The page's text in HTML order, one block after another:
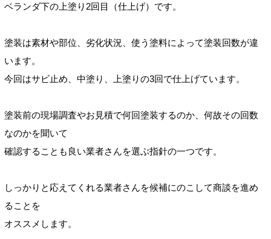
ベランダ下の 上塗り2回目（仕上げ）です。
塗装は素材や部位、劣化状況、使う塗料によって塗装回数が違
います。
今回はサビ止め、中塗り、上塗りの3回で仕上げています。
塗装前の現場調査やお見積で何回塗装するのか、何故その回数
なのかを聞いて
確認することも良い業者さんを選ぶ指針の一つです。
しっかりと応えてくれる業者さんを候補にのこして商談を進め
ることを
オススメします。